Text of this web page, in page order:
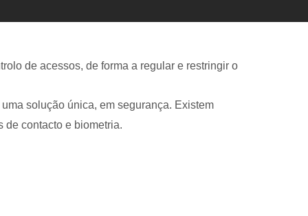
de acessos, de forma a regular e restringir o
solução única, em segurança. Existem
de contacto e biometria.